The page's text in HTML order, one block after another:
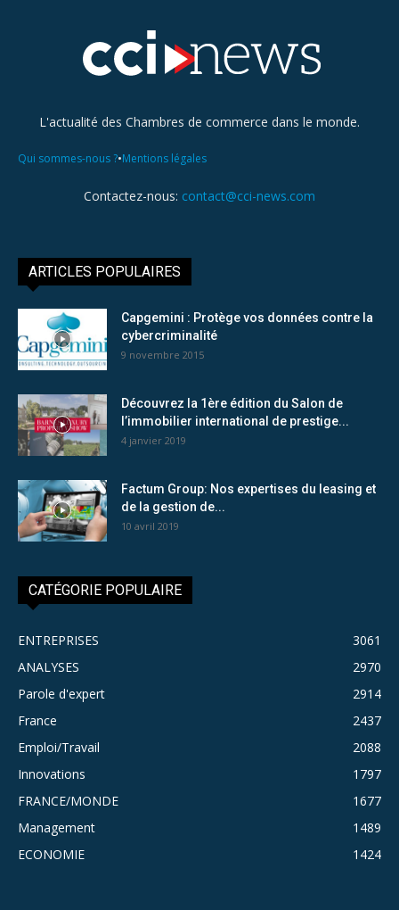
L'actualité des Chambres de commerce dans le monde.
Qui sommes-nous ?•Mentions légales
Contactez-nous: contact@cci-news.com
ARTICLES POPULAIRES
Capgemini : Protège vos données contre la
cybercriminalité
9 novembre 2015
Découvrez la 1ère édition du Salon de
l’immobilier international de prestige...
4 janvier 2019
Factum Group: Nos expertises du leasing et
de la gestion de...
10 avril 2019
CATÉGORIE POPULAIRE
ENTREPRISES
3061
ANALYSES
2970
Parole d'expert
2914
France
2437
Emploi/Travail
2088
Innovations
1797
FRANCE/MONDE
1677
Management
1489
ECONOMIE
1424